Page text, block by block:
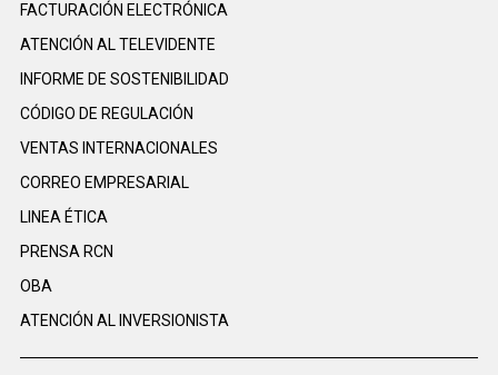
FACTURACIÓN ELECTRÓNICA
ATENCIÓN AL TELEVIDENTE
INFORME DE SOSTENIBILIDAD
CÓDIGO DE REGULACIÓN
VENTAS INTERNACIONALES
CORREO EMPRESARIAL
LINEA ÉTICA
PRENSA RCN
OBA
ATENCIÓN AL INVERSIONISTA